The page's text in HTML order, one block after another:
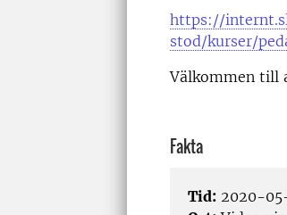
https://
stod/kurser/
Välkommen till
Fakta
Tid: 2020-